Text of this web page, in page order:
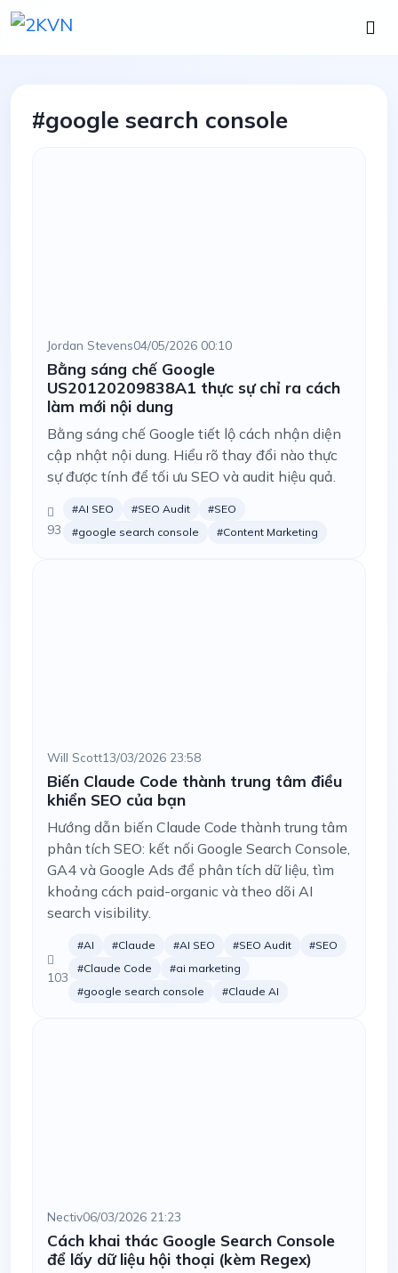
#google search console
Jordan Stevens04/05/2026 00:10
Bằng sáng chế Google
US20120209838A1 thực sự chỉ ra cách
làm mới nội dung
Bằng sáng chế Google tiết lộ cách nhận diện
cập nhật nội dung. Hiểu rõ thay đổi nào thực
sự được tính để tối ưu SEO và audit hiệu quả.
93
#AI SEO #SEO Audit
#SEO
#google search console
#Content Marketing
Will Scott13/03/2026 23:58
Biến Claude Code thành trung tâm điều
khiển SEO của bạn
Hướng dẫn biến Claude Code thành trung tâm
phân tích SEO: kết nối Google Search Console,
GA4 và Google Ads để phân tích dữ liệu, tìm
khoảng cách paid-organic và theo dõi AI
search visibility.
103
#AI #Claude #AI SEO #SEO Audit
#SEO
#Claude Code
#ai marketing
#google search console
#Claude AI
Nectiv06/03/2026 21:23
Cách khai thác Google Search Console
để lấy dữ liệu hội thoại (kèm Regex)